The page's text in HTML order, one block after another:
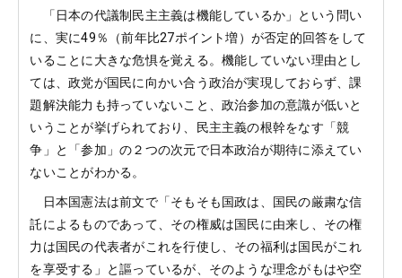
「日本の代議制民主主義は機能しているか」という問い
に、実に49％（前年比27ポイント増）が否定的回答をして
いることに大きな危惧を覚える。機能していない理由とし
ては、政党が国民に向かい合う政治が実現しておらず、課
題解決能力も持っていないこと、政治参加の意識が低いと
いうことが挙げられており、民主主義の根幹をなす「競
争」と「参加」の２つの次元で日本政治が期待に添えてい
ないことがわかる。
日本国憲法は前文で「そもそも国政は、国民の厳粛な信
託によるものであって、その権威は国民に由来し、その権
力は国民の代表者がこれを行使し、その福利は国民がこれ
を享受する」と謳っているが、そのような理念がもはや空